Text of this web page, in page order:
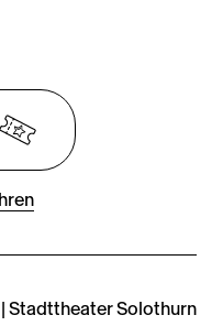
Stadttheater Solothurn